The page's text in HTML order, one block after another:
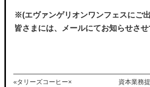
※(エヴァンゲリオンワンフェスにご
皆さまには、メールにてお知らせさ
«タリーズコーヒー×
資本業務